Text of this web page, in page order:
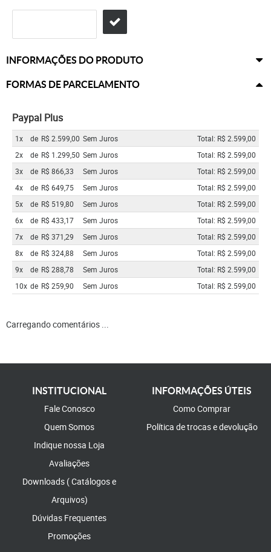
INFORMAÇÕES DO PRODUTO
FORMAS DE PARCELAMENTO
Paypal Plus
1x de R$ 2.599,00 Sem Juros
Total: R$ 2.599,00
2x
de R$ 1.299,50 Sem Juros
Total: R$ 2.599,00
3x
de R$ 866,33 Sem Juros
Total: R$ 2.599,00
4x
de R$ 649,75 Sem Juros
Total: R$ 2.599,00
5x
de R$ 519,80 Sem Juros
Total: R$ 2.599,00
6x
de R$ 433,17 Sem Juros
Total: R$ 2.599,00
7x
de R$ 371,29 Sem Juros
Total: R$ 2.599,00
8x
de R$ 324,88 Sem Juros
Total: R$ 2.599,00
9x
de R$ 288,78 Sem Juros
Total: R$ 2.599,00
10x de R$ 259,90 Sem Juros Total: R$ 2.599,00
Carregando comentários ...
INSTITUCIONAL
Fale Conosco
Quem Somos
Indique nossa Loja
Avaliações
Downloads ( Catálogos e
Arquivos)
Dúvidas Frequentes
Promoções
INFORMAÇÕES ÚTEIS
Como Comprar
Política de trocas e devolução